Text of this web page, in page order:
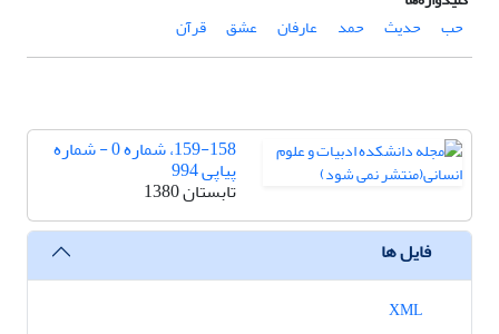
حب
حدیث حمد عارفان عشق قرآن
159-158، شماره 0 - شماره
پیاپی 994
تابستان 1380
فایل ها